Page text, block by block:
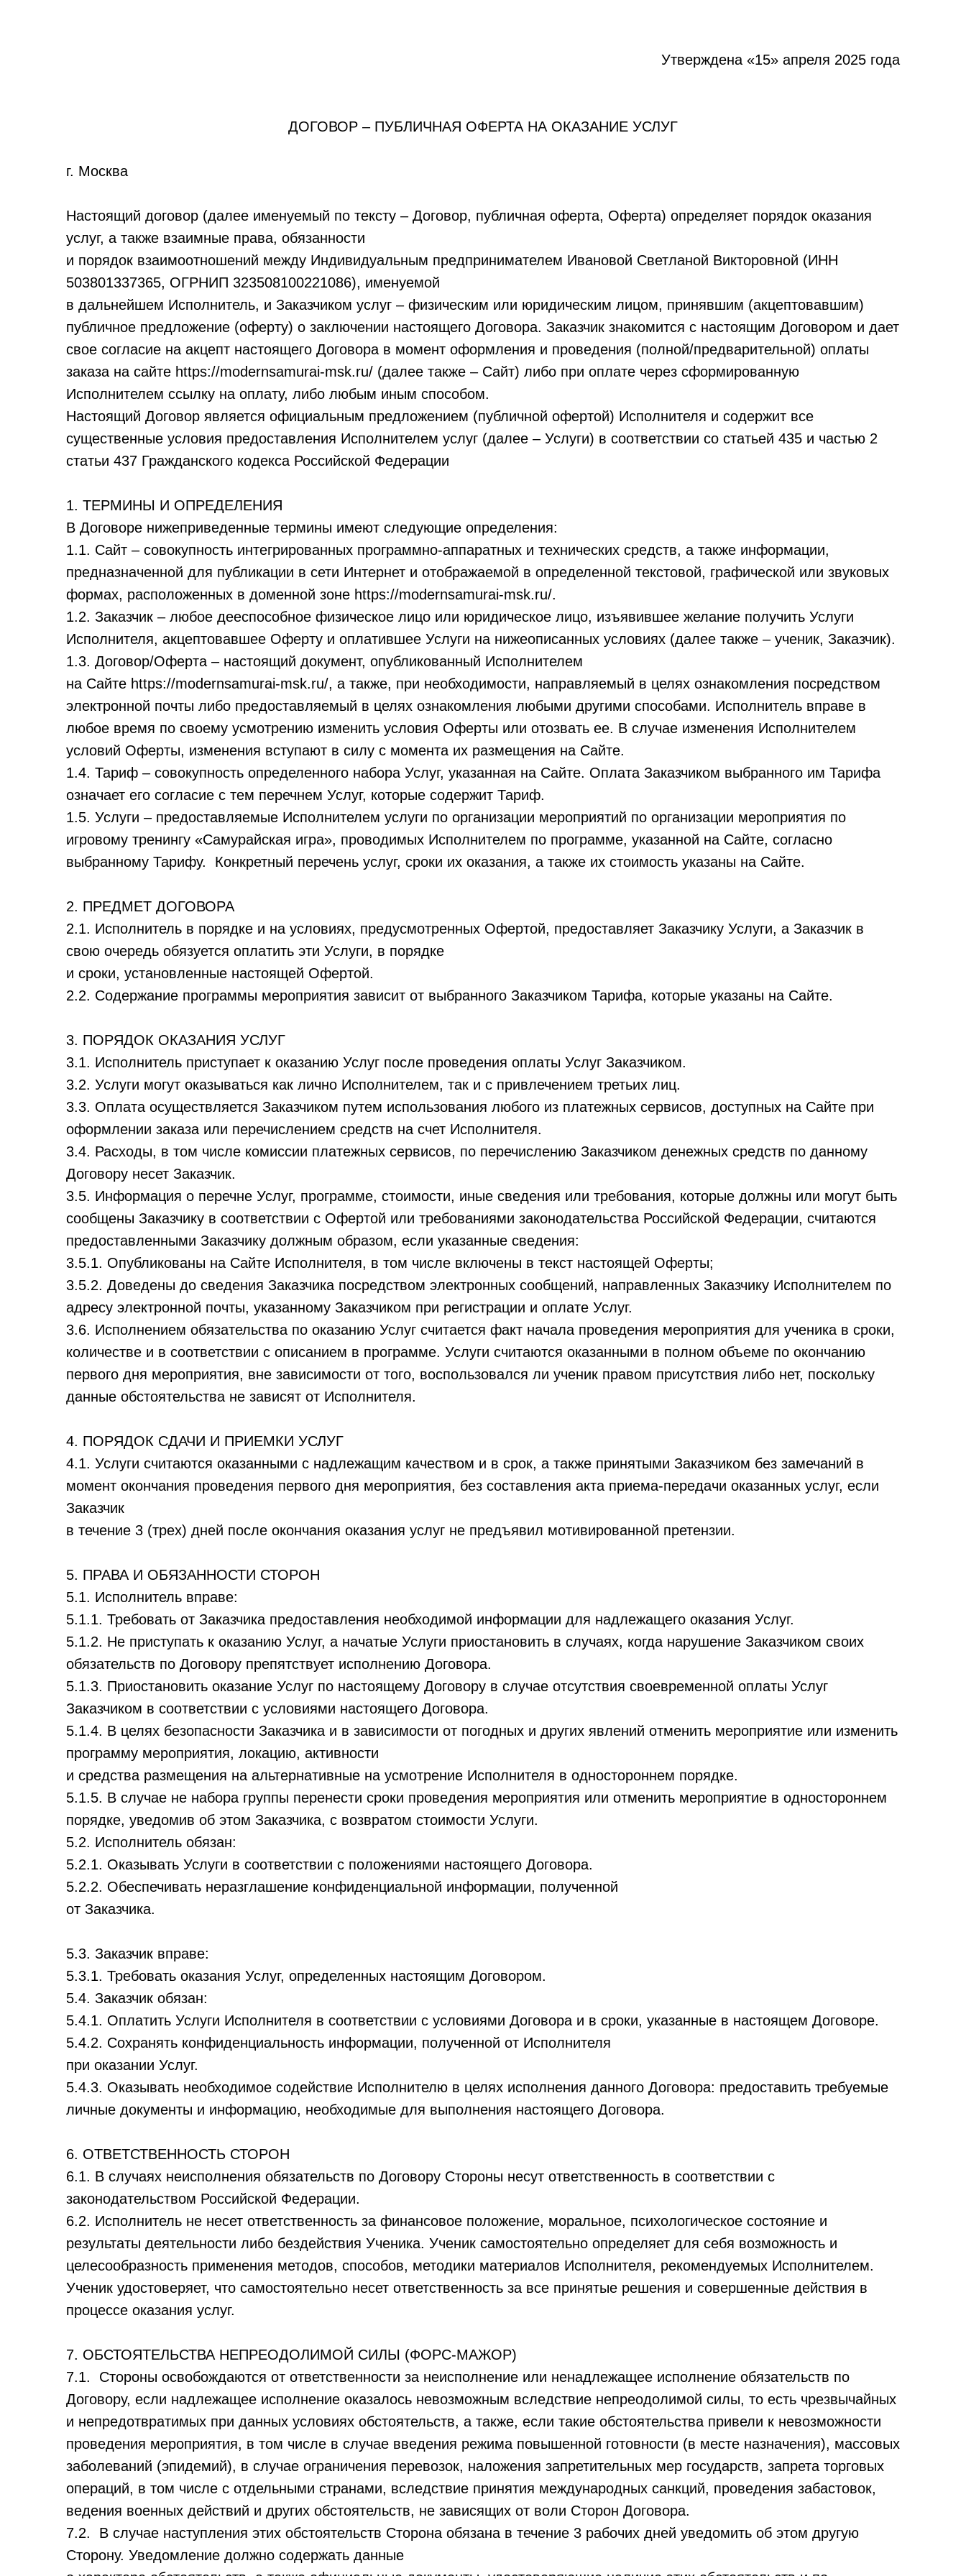
Утверждена «15» апреля 2025 года
ДОГОВОР – ПУБЛИЧНАЯ ОФЕРТА НА ОКАЗАНИЕ УСЛУГ
г. Москва
Настоящий договор (далее именуемый по тексту – Договор, публичная оферта, Оферта) определяет порядок оказания
услуг, а также взаимные права, обязанности
и порядок взаимоотношений между Индивидуальным предпринимателем Ивановой Светланой Викторовной (ИНН
503801337365, ОГРНИП 323508100221086), именуемой
в дальнейшем Исполнитель, и Заказчиком услуг – физическим или юридическим лицом, принявшим (акцептовавшим)
публичное предложение (оферту) о заключении настоящего Договора. Заказчик знакомится с настоящим Договором и дает
свое согласие на акцепт настоящего Договора в момент оформления и проведения (полной/предварительной) оплаты
заказа на сайте https://modernsamurai-msk.ru/ (далее также – Сайт) либо при оплате через сформированную
Исполнителем ссылку на оплату, либо любым иным способом.
Настоящий Договор является официальным предложением (публичной офертой) Исполнителя и содержит все
существенные условия предоставления Исполнителем услуг (далее – Услуги) в соответствии со статьей 435 и частью 2
статьи 437 Гражданского кодекса Российской Федерации
1. ТЕРМИНЫ И ОПРЕДЕЛЕНИЯ
В Договоре нижеприведенные термины имеют следующие определения:
1.1. Сайт – совокупность интегрированных программно-аппаратных и технических средств, а также информации,
предназначенной для публикации в сети Интернет и отображаемой в определенной текстовой, графической или звуковых
формах, расположенных в доменной зоне https://modernsamurai-msk.ru/.
1.2. Заказчик – любое дееспособное физическое лицо или юридическое лицо, изъявившее желание получить Услуги
Исполнителя, акцептовавшее Оферту и оплатившее Услуги на нижеописанных условиях (далее также – ученик, Заказчик).
1.3. Договор/Оферта – настоящий документ, опубликованный Исполнителем
на Сайте https://modernsamurai-msk.ru/, а также, при необходимости, направляемый в целях ознакомления посредством
электронной почты либо предоставляемый в целях ознакомления любыми другими способами. Исполнитель вправе в
любое время по своему усмотрению изменить условия Оферты или отозвать ее. В случае изменения Исполнителем
условий Оферты, изменения вступают в силу с момента их размещения на Сайте.
1.4. Тариф – совокупность определенного набора Услуг, указанная на Сайте. Оплата Заказчиком выбранного им Тарифа
означает его согласие с тем перечнем Услуг, которые содержит Тариф.
1.5. Услуги – предоставляемые Исполнителем услуги по организации мероприятий по организации мероприятия по
игровому тренингу «Самурайская игра», проводимых Исполнителем по программе, указанной на Сайте, согласно
выбранному Тарифу. Конкретный перечень услуг, сроки их оказания, а также их стоимость указаны на Сайте.
2. ПРЕДМЕТ ДОГОВОРА
2.1. Исполнитель в порядке и на условиях, предусмотренных Офертой, предоставляет Заказчику Услуги, а Заказчик в
свою очередь обязуется оплатить эти Услуги, в порядке
и сроки, установленные настоящей Офертой.
2.2. Содержание программы мероприятия зависит от выбранного Заказчиком Тарифа, которые указаны на Сайте.
3. ПОРЯДОК ОКАЗАНИЯ УСЛУГ
3.1. Исполнитель приступает к оказанию Услуг после проведения оплаты Услуг Заказчиком.
3.2. Услуги могут оказываться как лично Исполнителем, так и с привлечением третьих лиц.
3.3. Оплата осуществляется Заказчиком путем использования любого из платежных сервисов, доступных на Сайте при
оформлении заказа или перечислением средств на счет Исполнителя.
3.4. Расходы, в том числе комиссии платежных сервисов, по перечислению Заказчиком денежных средств по данному
Договору несет Заказчик.
3.5. Информация о перечне Услуг, программе, стоимости, иные сведения или требования, которые должны или могут быть
сообщены Заказчику в соответствии с Офертой или требованиями законодательства Российской Федерации, считаются
предоставленными Заказчику должным образом, если указанные сведения:
3.5.1. Опубликованы на Сайте Исполнителя, в том числе включены в текст настоящей Оферты;
3.5.2. Доведены до сведения Заказчика посредством электронных сообщений, направленных Заказчику Исполнителем по
адресу электронной почты, указанному Заказчиком при регистрации и оплате Услуг.
3.6. Исполнением обязательства по оказанию Услуг считается факт начала проведения мероприятия для ученика в сроки,
количестве и в соответствии с описанием в программе. Услуги считаются оказанными в полном объеме по окончанию
первого дня мероприятия, вне зависимости от того, воспользовался ли ученик правом присутствия либо нет, поскольку
данные обстоятельства не зависят от Исполнителя.
4. ПОРЯДОК СДАЧИ И ПРИЕМКИ УСЛУГ
4.1. Услуги считаются оказанными с надлежащим качеством и в срок, а также принятыми Заказчиком без замечаний в
момент окончания проведения первого дня мероприятия, без составления акта приема-передачи оказанных услуг, если
Заказчик
в течение 3 (трех) дней после окончания оказания услуг не предъявил мотивированной претензии.
5. ПРАВА И ОБЯЗАННОСТИ СТОРОН
5.1. Исполнитель вправе:
5.1.1. Требовать от Заказчика предоставления необходимой информации для надлежащего оказания Услуг.
5.1.2. Не приступать к оказанию Услуг, а начатые Услуги приостановить в случаях, когда нарушение Заказчиком своих
обязательств по Договору препятствует исполнению Договора.
5.1.3. Приостановить оказание Услуг по настоящему Договору в случае отсутствия своевременной оплаты Услуг
Заказчиком в соответствии с условиями настоящего Договора.
5.1.4. В целях безопасности Заказчика и в зависимости от погодных и других явлений отменить мероприятие или изменить
программу мероприятия, локацию, активности
и средства размещения на альтернативные на усмотрение Исполнителя в одностороннем порядке.
5.1.5. В случае не набора группы перенести сроки проведения мероприятия или отменить мероприятие в одностороннем
порядке, уведомив об этом Заказчика, с возвратом стоимости Услуги.
5.2. Исполнитель обязан:
5.2.1. Оказывать Услуги в соответствии с положениями настоящего Договора.
5.2.2. Обеспечивать неразглашение конфиденциальной информации, полученной
от Заказчика.
5.3. Заказчик вправе:
5.3.1. Требовать оказания Услуг, определенных настоящим Договором.
5.4. Заказчик обязан:
5.4.1. Оплатить Услуги Исполнителя в соответствии с условиями Договора и в сроки, указанные в настоящем Договоре.
5.4.2. Сохранять конфиденциальность информации, полученной от Исполнителя
при оказании Услуг.
5.4.3. Оказывать необходимое содействие Исполнителю в целях исполнения данного Договора: предоставить требуемые
личные документы и информацию, необходимые для выполнения настоящего Договора.
6. ОТВЕТСТВЕННОСТЬ СТОРОН
6.1. В случаях неисполнения обязательств по Договору Стороны несут ответственность в соответствии с
законодательством Российской Федерации.
6.2. Исполнитель не несет ответственность за финансовое положение, моральное, психологическое состояние и
результаты деятельности либо бездействия Ученика. Ученик самостоятельно определяет для себя возможность и
целесообразность применения методов, способов, методики материалов Исполнителя, рекомендуемых Исполнителем.
Ученик удостоверяет, что самостоятельно несет ответственность за все принятые решения и совершенные действия в
процессе оказания услуг.
7. ОБСТОЯТЕЛЬСТВА НЕПРЕОДОЛИМОЙ СИЛЫ (ФОРС-МАЖОР)
7.1. Стороны освобождаются от ответственности за неисполнение или ненадлежащее исполнение обязательств по
Договору, если надлежащее исполнение оказалось невозможным вследствие непреодолимой силы, то есть чрезвычайных
и непредотвратимых при данных условиях обстоятельств, а также, если такие обстоятельства привели к невозможности
проведения мероприятия, в том числе в случае введения режима повышенной готовности (в месте назначения), массовых
заболеваний (эпидемий), в случае ограничения перевозок, наложения запретительных мер государств, запрета торговых
операций, в том числе с отдельными странами, вследствие принятия международных санкций, проведения забастовок,
ведения военных действий и других обстоятельств, не зависящих от воли Сторон Договора.
7.2. В случае наступления этих обстоятельств Сторона обязана в течение 3 рабочих дней уведомить об этом другую
Сторону. Уведомление должно содержать данные